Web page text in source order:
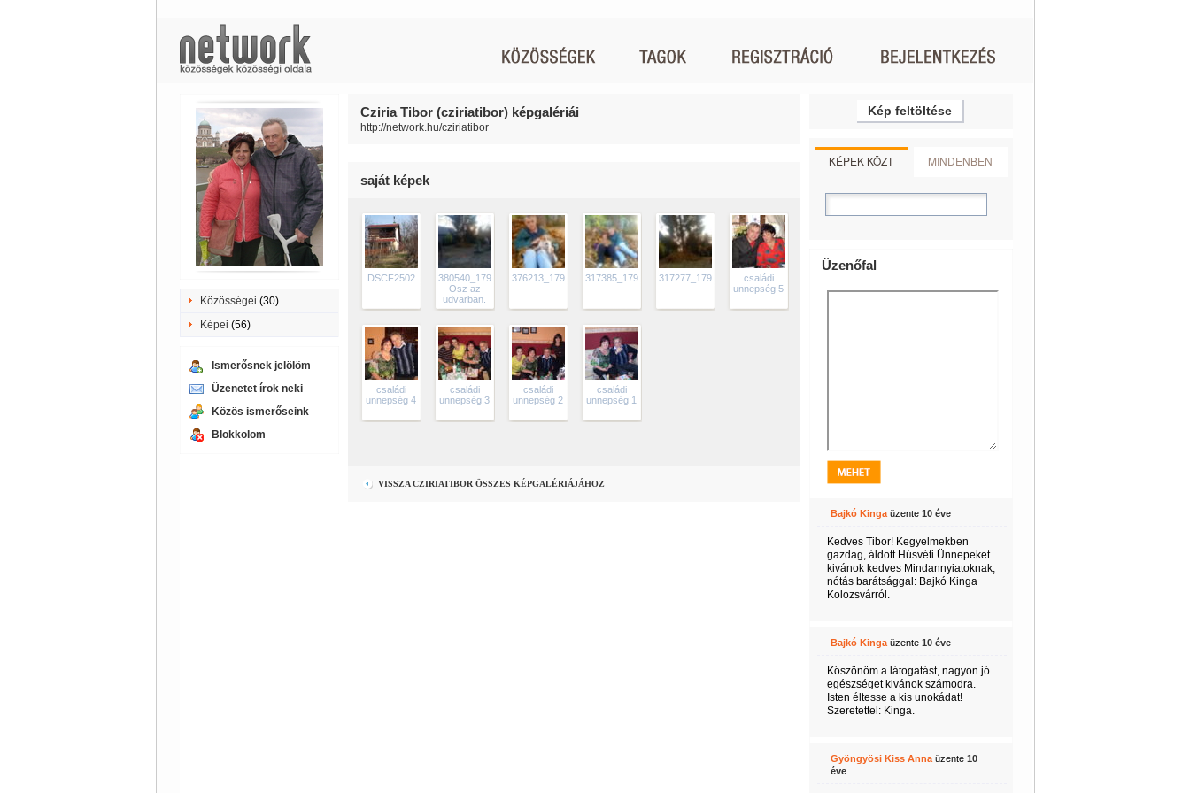
Közösségei (30)
Képei (56)
Ismerősnek jelölöm
Üzenetet írok neki
Közös ismerőseink
Blokkolom
Cziria Tibor (cziriatibor) képgalériái
http://network.hu/cziriatibor
saját képek
DSCF2502
380540_179105392177763_100002349097334_373000_1120012587_n
Osz az
udvarban.
376213_179105302177772_100002349097334_372998_1456214708_n
317385_179105168844452_100002349097334_372994_1538741184_n
317277_179105008844468_100002349097334_372990_1507475539_n
családi
unnepség 5
családi
unnepség 4
családi
unnepség 3
családi
unnepség 2
családi
unnepség 1
VISSZA CZIRIATIBOR ÖSSZES KÉPGALÉRIÁJÁHOZ
Kép feltöltése
KÉPEK KÖZT MINDENBEN
Üzenőfal
Bajkó Kingaüzente 10 éve
Kedves Tibor! Kegyelmekben
gazdag, áldott Húsvéti Ünnepeket
kivánok kedves Mindannyiatoknak,
nótás barátsággal: Bajkó Kinga
Kolozsvárról.
Bajkó Kingaüzente 10 éve
Köszönöm a látogatást, nagyon jó
egészséget kivánok számodra.
Isten éltesse a kis unokádat!
Szeretettel: Kinga.
Gyöngyösi Kiss Annaüzente 10
éve